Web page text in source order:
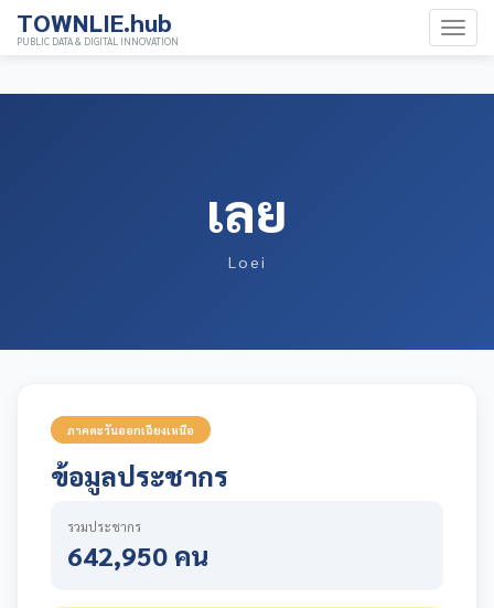
TOWNLIE.hub
PUBLIC DATA & DIGITAL INNOVATION
เลย
Loei
ภาคตะวันออกเฉียงเหนือ
ข้อมูลประชากร
รวมประชากร
642,950 คน